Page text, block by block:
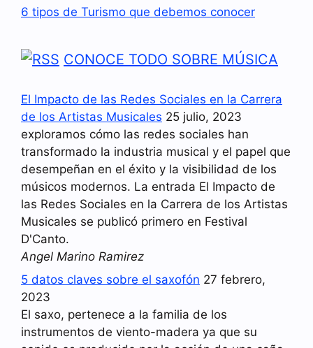
6 tipos de Turismo que debemos conocer
CONOCE TODO SOBRE MÚSICA
El Impacto de las Redes Sociales en la Carrera
de los Artistas Musicales 25 julio, 2023
exploramos cómo las redes sociales han
transformado la industria musical y el papel que
desempeñan en el éxito y la visibilidad de los
músicos modernos. La entrada El Impacto de
las Redes Sociales en la Carrera de los Artistas
Musicales se publicó primero en Festival
D'Canto.
Angel Marino Ramirez
5 datos claves sobre el saxofón 27 febrero,
2023
El saxo, pertenece a la familia de los
instrumentos de viento-madera ya que su